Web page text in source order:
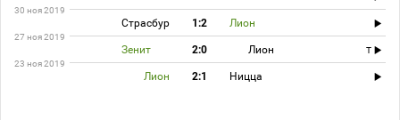
30 ноя 2019
Страсбур 1:2 Лион
27 ноя 2019
Зенит 2:0 Лион
T
23 ноя 2019
Лион 2:1 Ницца